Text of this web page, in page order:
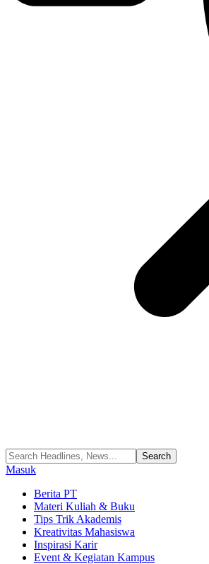
Masuk
Berita PT
Materi Kuliah & Buku
Tips Trik Akademis
Kreativitas Mahasiswa
Inspirasi Karir
Event & Kegiatan Kampus